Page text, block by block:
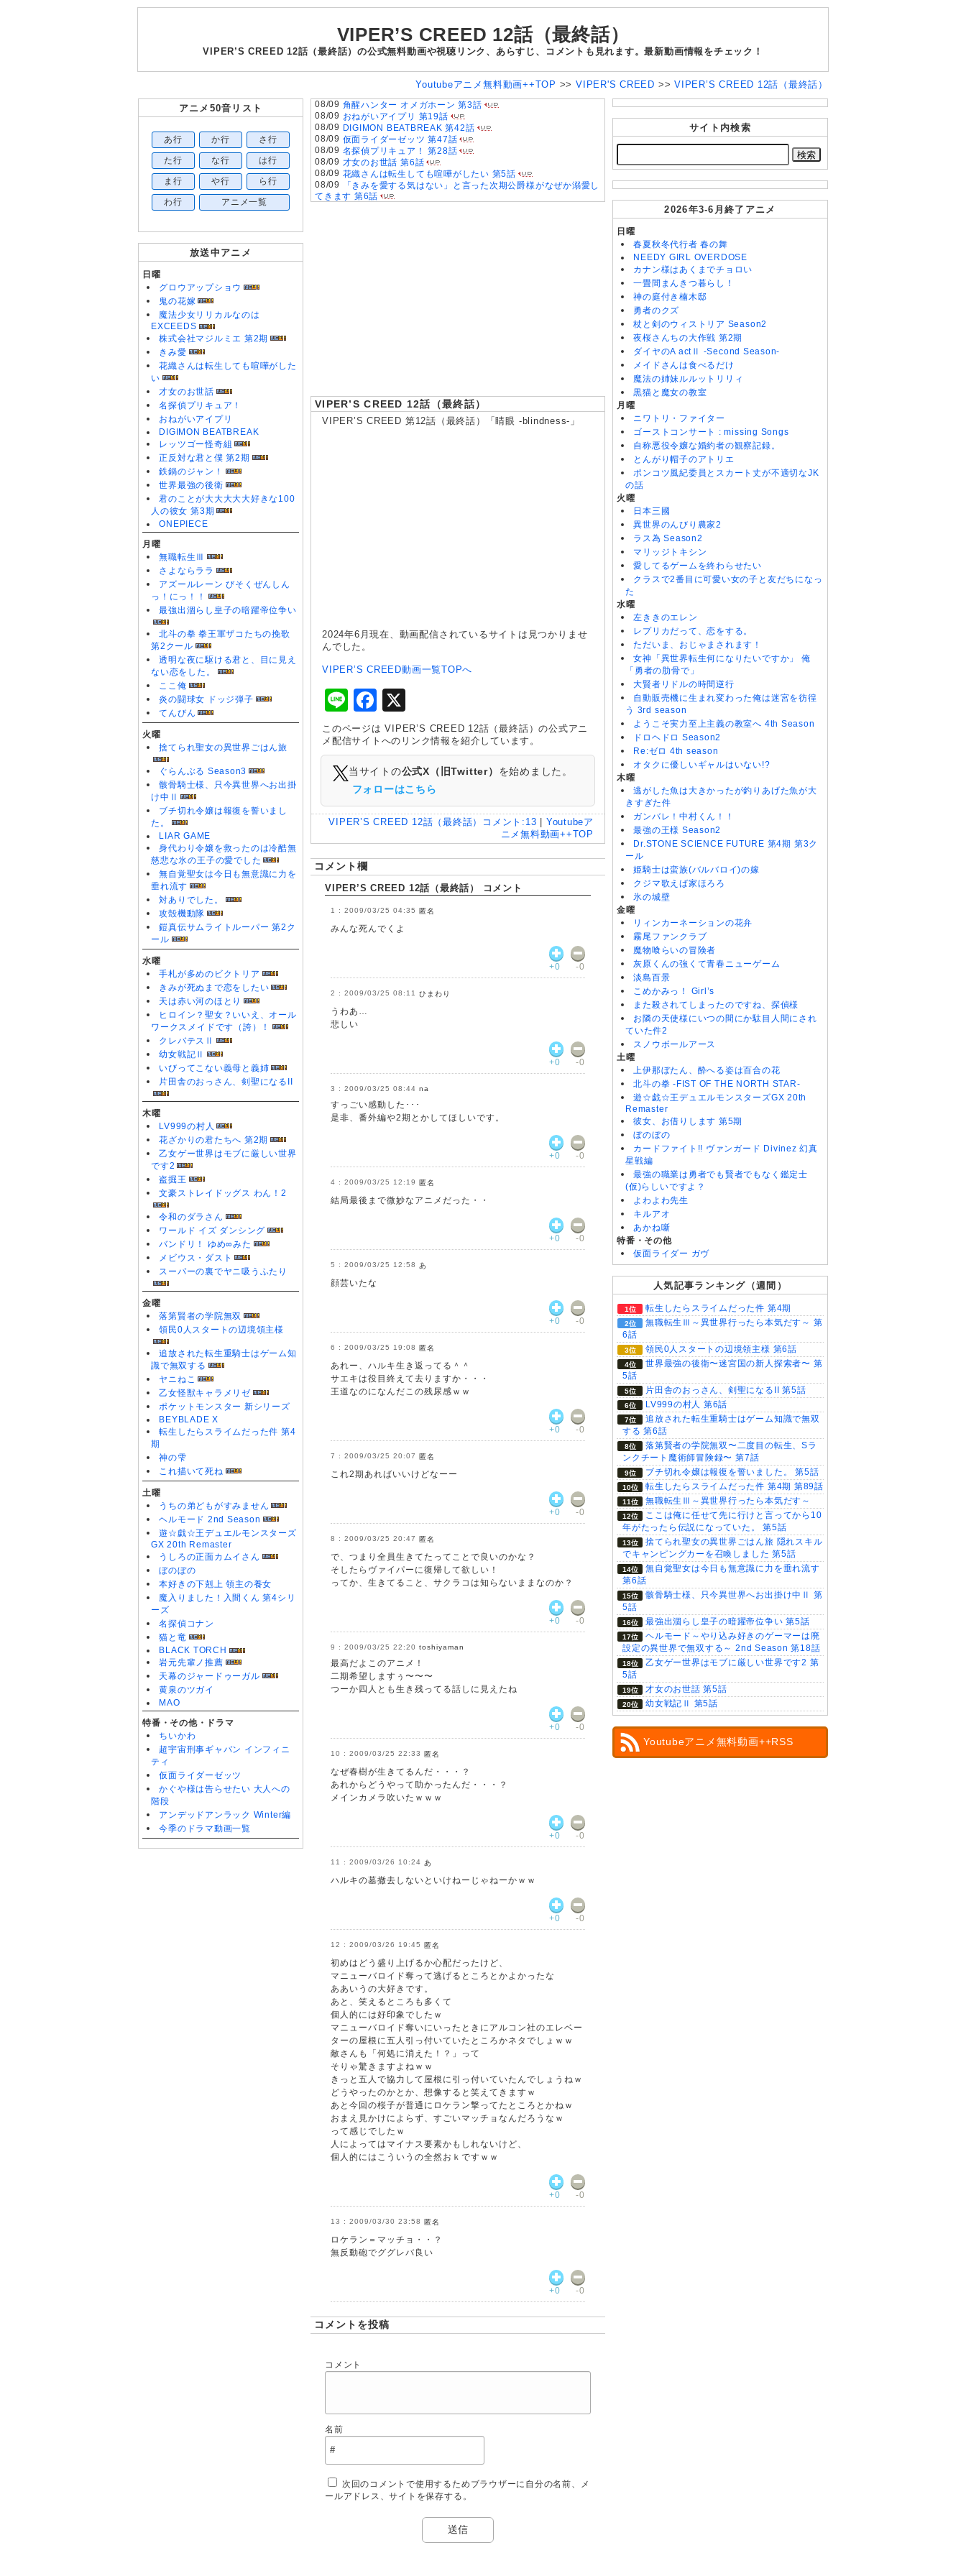
VIPER’S CREED 12話（最終話）
VIPER’S CREED 12話（最終話）の公式無料動画や視聴リンク、あらすじ、コメントも見れます。最新動画情報をチェック！
Youtubeアニメ無料動画++TOP >>VIPER'S CREED >>VIPER’S CREED 12話（最終話）
アニメ50音リスト
あ行 か行 さ行
た行 な行 は行
ま行 や行 ら行
わ行 アニメ一覧
放送中アニメ
日曜
グロウアップショウ
鬼の花嫁
魔法少女リリカルなのは
EXCEEDS
株式会社マジルミエ 第2期
きみ愛
花織さんは転生しても喧嘩がした
い
才女のお世話
名探偵プリキュア！
おねがいアイプリ
DIGIMON BEATBREAK
レッツゴー怪奇組
正反対な君と僕 第2期
鉄鍋のジャン！
世界最強の後衛
君のことが大大大大大好きな100
人の彼女 第3期
ONEPIECE
月曜
無職転生Ⅲ
さよならララ
アズールレーン びそくぜんしん
っ！にっ！！
最強出涸らし皇子の暗躍帝位争い
北斗の拳 拳王軍ザコたちの挽歌
第2クール
透明な夜に駆ける君と、目に見え
ない恋をした。
ここ俺
炎の闘球女 ドッジ弾子
てんびん
火曜
捨てられ聖女の異世界ごはん旅
ぐらんぶる Season3
骸骨騎士様、只今異世界へお出掛
け中Ⅱ
ブチ切れ令嬢は報復を誓いまし
た。
LIAR GAME
身代わり令嬢を救ったのは冷酷無
慈悲な氷の王子の愛でした
無自覚聖女は今日も無意識に力を
垂れ流す
対ありでした。
攻殻機動隊
鎧真伝サムライトルーパー 第2ク
ール
水曜
手札が多めのビクトリア
きみが死ぬまで恋をしたい
天は赤い河のほとり
ヒロイン？聖女？いいえ、オール
ワークスメイドです（誇）！
クレバテスⅡ
幼女戦記Ⅱ
いびってこない義母と義姉
片田舎のおっさん、剣聖になるII
木曜
LV999の村人
花ざかりの君たちへ 第2期
乙女ゲー世界はモブに厳しい世界
です2
盗掘王
文豪ストレイドッグス わん！2
令和のダラさん
ワールド イズ ダンシング
バンドリ！ ゆめ∞みた
メビウス・ダスト
スーパーの裏でヤニ吸うふたり
金曜
落第賢者の学院無双
領民0人スタートの辺境領主様
追放された転生重騎士はゲーム知
識で無双する
ヤニねこ
乙女怪獣キャラメリゼ
ポケットモンスター 新シリーズ
BEYBLADE X
転生したらスライムだった件 第4
期
神の雫
これ描いて死ね
土曜
うちの弟どもがすみません
ヘルモード 2nd Season
遊☆戯☆王デュエルモンスターズ
GX 20th Remaster
うしろの正面カムイさん
ぼのぼの
本好きの下剋上 領主の養女
魔入りました！入間くん 第4シリ
ーズ
名探偵コナン
猫と竜
BLACK TORCH
岩元先輩ノ推薦
天幕のジャードゥーガル
黄泉のツガイ
MAO
特番・その他・ドラマ
ちいかわ
超宇宙刑事ギャバン インフィニ
ティ
仮面ライダーゼッツ
かぐや様は告らせたい 大人への
階段
アンデッドアンラック Winter編
今季のドラマ動画一覧
08/09 角醒ハンター オメガホーン 第3話
08/09 おねがいアイプリ 第19話
08/09
DIGIMON BEATBREAK 第42話
08/09 仮面ライダーゼッツ 第47話
08/09 名探偵プリキュア！ 第28話
08/09 才女のお世話 第6話
08/09 花織さんは転生しても喧嘩がしたい 第5話
08/09
「きみを愛する気はない」と言った次期公爵様がなぜか溺愛し
てきます 第6話
VIPER’S CREED 12話（最終話）
VIPER’S CREED 第12話（最終話）「睛眼 -blindness-」
2024年6月現在、動画配信されているサイトは見つかりませ
んでした。
VIPER’S CREED動画一覧TOPへ
LineFacebook
このページは VIPER’S CREED 12話（最終話）の公式アニ
メ配信サイトへのリンク情報を紹介しています。
当サイトの公式X（旧Twitter） を始めました。
フォローはこちら
VIPER’S CREED 12話（最終話） コメント: 13 | Youtubeア
ニメ無料動画++TOP
コメント欄
VIPER’S CREED 12話（最終話） コメント
2009/03/25 04:35 匿名
みんな死んでくよ
+0 -0
2009/03/25 08:11 ひまわり
うわあ…
悲しい
+0 -0
2009/03/25 08:44 na
すっごい感動した･･･
是非、番外編や2期とかしてほしいです。
+0 -0
2009/03/25 12:19 匿名
結局最後まで微妙なアニメだった・・
+0 -0
2009/03/25 12:58 あ
顔芸いたな
+0 -0
2009/03/25 19:08 匿名
あれー、ハルキ生き返ってる＾＾
サエキは役目終えて去りますか・・・
王道なのになんだこの残尿感ｗｗ
+0 -0
2009/03/25 20:07 匿名
これ2期あればいいけどなーー
+0 -0
2009/03/25 20:47 匿名
で、つまり全員生きてたってことで良いのかな？
そしたらヴァイパーに復帰して欲しい！
ってか、生きてること、サクラコは知らないままなのか？
+0 -0
2009/03/25 22:20 toshiyaman
最高だよこのアニメ！
二期希望しますぅ〜〜〜
つーか四人とも生き残ってる話しに見えたね
+0 -0
2009/03/25 22:33 匿名
なぜ春樹が生きてるんだ・・・？
あれからどうやって助かったんだ・・・？
メインカメラ吹いたｗｗｗ
+0 -0
2009/03/26 10:24 あ
ハルキの墓撤去しないといけねーじゃねーかｗｗ
+0 -0
2009/03/26 19:45 匿名
初めはどう盛り上げるか心配だったけど、
マニューバロイド奪って逃げるところとかよかったな
ああいうの大好きです。
あと、笑えるところも多くて
個人的には好印象でしたｗ
マニューバロイド奪いにいったときにアルコン社のエレベー
ターの屋根に五人引っ付いていたところかネタでしょｗｗ
敵さんも「何処に消えた！？」って
そりゃ驚きますよねｗｗ
きっと五人で協力して屋根に引っ付いていたんでしょうねｗ
どうやったのかとか、想像すると笑えてきますｗ
あと今回の桜子が普通にロケラン撃ってたところとかねｗ
おまえ見かけによらず、すごいマッチョなんだろうなｗ
って感じでしたｗ
人によってはマイナス要素かもしれないけど、
個人的にはこういうの全然おｋですｗｗ
+0 -0
2009/03/30 23:58 匿名
ロケラン＝マッチョ・・？
無反動砲でググレバ良い
+0 -0
コメントを投稿
コメント
名前
次回のコメントで使用するためブラウザーに自分の名前、メ
ールアドレス、サイトを保存する。
サイト内検索
2026年3-6月終了アニメ
日曜
春夏秋冬代行者 春の舞
NEEDY GIRL OVERDOSE
カナン様はあくまでチョロい
一畳間まんきつ暮らし！
神の庭付き楠木邸
勇者のクズ
杖と剣のウィストリア Season2
夜桜さんちの大作戦 第2期
ダイヤのA actⅡ -Second Season-
メイドさんは食べるだけ
魔法の姉妹ルルットリリィ
黒猫と魔女の教室
月曜
ニワトリ・ファイター
ゴーストコンサート : missing Songs
自称悪役令嬢な婚約者の観察記録。
とんがり帽子のアトリエ
ポンコツ風紀委員とスカート丈が不適切なJK
の話
火曜
日本三國
異世界のんびり農家2
ラス為 Season2
マリッジトキシン
愛してるゲームを終わらせたい
クラスで2番目に可愛い女の子と友だちになっ
た
水曜
左ききのエレン
レプリカだって、恋をする。
ただいま、おじゃまされます！
女神「異世界転生何になりたいですか」 俺
「勇者の肋骨で」
大賢者リドルの時間逆行
自動販売機に生まれ変わった俺は迷宮を彷徨
う 3rd season
ようこそ実力至上主義の教室へ 4th Season
ドロヘドロ Season2
Re:ゼロ 4th season
オタクに優しいギャルはいない!?
木曜
逃がした魚は大きかったが釣りあげた魚が大
きすぎた件
ガンバレ！中村くん！！
最強の王様 Season2
Dr.STONE SCIENCE FUTURE 第4期 第3ク
ール
姫騎士は蛮族(バルバロイ)の嫁
クジマ歌えば家ほろろ
氷の城壁
金曜
リィンカーネーションの花弁
霧尾ファンクラブ
魔物喰らいの冒険者
灰原くんの強くて青春ニューゲーム
淡島百景
こめかみっ！ Girl’s
また殺されてしまったのですね、探偵様
お隣の天使様にいつの間にか駄目人間にされ
ていた件2
スノウボールアース
土曜
上伊那ぼたん、酔へる姿は百合の花
北斗の拳 -FIST OF THE NORTH STAR-
遊☆戯☆王デュエルモンスターズGX 20th
Remaster
彼女、お借りします 第5期
ぼのぼの
カードファイト!! ヴァンガード Divinez 幻真
星戦編
最強の職業は勇者でも賢者でもなく鑑定士
(仮)らしいですよ？
よわよわ先生
キルアオ
あかね噺
特番・その他
仮面ライダー ガヴ
人気記事ランキング（週間）
転生したらスライムだった件 第4期
無職転生Ⅲ～異世界行ったら本気だす～ 第
6話
領民0人スタートの辺境領主様 第6話
世界最強の後衛〜迷宮国の新人探索者〜 第
5話
片田舎のおっさん、剣聖になるII 第5話
LV999の村人 第6話
追放された転生重騎士はゲーム知識で無双
する 第6話
落第賢者の学院無双〜二度目の転生、Sラ
ンクチート魔術師冒険録〜 第7話
ブチ切れ令嬢は報復を誓いました。 第5話
転生したらスライムだった件 第4期 第89話
無職転生Ⅲ～異世界行ったら本気だす～
ここは俺に任せて先に行けと言ってから10
年がたったら伝説になっていた。 第5話
捨てられ聖女の異世界ごはん旅 隠れスキル
でキャンピングカーを召喚しました 第5話
無自覚聖女は今日も無意識に力を垂れ流す
第6話
骸骨騎士様、只今異世界へお出掛け中Ⅱ 第
5話
最強出涸らし皇子の暗躍帝位争い 第5話
ヘルモード～やり込み好きのゲーマーは廃
設定の異世界で無双する～ 2nd Season 第18話
乙女ゲー世界はモブに厳しい世界です2 第
5話
才女のお世話 第5話
幼女戦記Ⅱ 第5話
Youtubeアニメ無料動画++RSS